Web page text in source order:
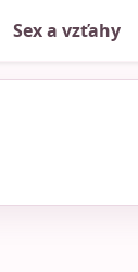
Sex a vzťahy